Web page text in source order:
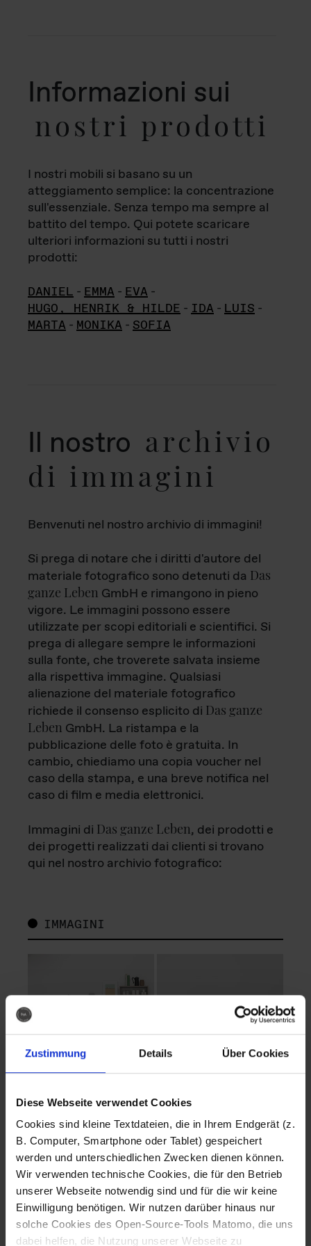
Zustimmung Details Über Cookies
Diese Webseite verwendet Cookies
Cookies sind kleine Textdateien, die in Ihrem Endgerät (z.
B. Computer, Smartphone oder Tablet) gespeichert
werden und unterschiedlichen Zwecken dienen können.
Wir verwenden technische Cookies, die für den Betrieb
unserer Webseite notwendig sind und für die wir keine
Einwilligung benötigen. Wir nutzen darüber hinaus nur
solche Cookies des Open-Source-Tools Matomo, die uns
dabei helfen, die Nutzung unserer Webseite zu
Informazioni sui
nostri prodotti
I nostri mobili si basano su un
atteggiamento semplice: la concentrazione
sull'essenziale. Senza tempo ma sempre al
battito del tempo. Qui potete scaricare
ulteriori informazioni su tutti i nostri
prodotti:
DANIEL - EMMA - EVA -
HUGO, HENRIK & HILDE - IDA - LUIS -
MARTA - MONIKA - SOFIA
Il nostro archivio
di immagini
Benvenuti nel nostro archivio di immagini!
Si prega di notare che i diritti d'autore del
materiale fotografico sono detenuti da Das
ganze Leben GmbH e rimangono in pieno
vigore. Le immagini possono essere
utilizzate per scopi editoriali e scientifici. Si
prega di allegare sempre le informazioni
sulla fonte, che troverete salvata insieme
alla rispettiva immagine. Qualsiasi
alienazione del materiale fotografico
richiede il consenso esplicito di Das ganze
Leben GmbH. La ristampa e la
pubblicazione delle foto è gratuita. In
cambio, chiediamo una copia voucher nel
caso della stampa, e una breve notifica nel
caso di film e media elettronici.
Immagini di Das ganze Leben, dei prodotti e
dei progetti realizzati dai clienti si trovano
qui nel nostro archivio fotografico:
IMMAGINI
Fotografo: Lorenz
Sternbach
Download
Fotografo: Lorenz
Sternbach
Download